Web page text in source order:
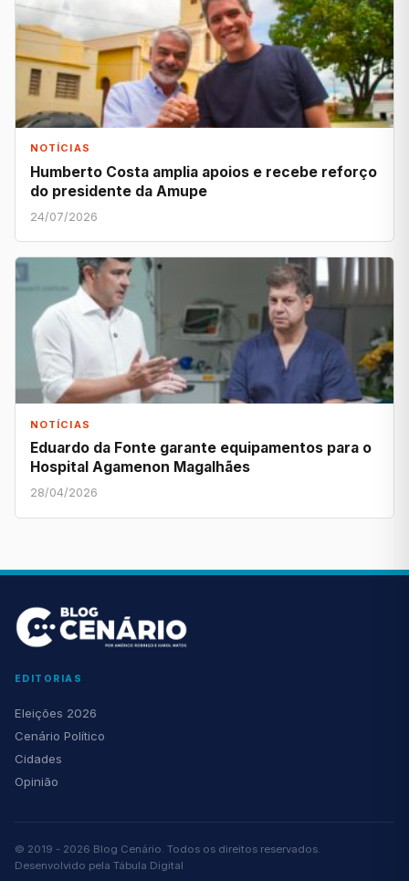
NOTÍCIAS
Humberto Costa amplia apoios e recebe reforço
do presidente da Amupe
24/07/2026
NOTÍCIAS
Eduardo da Fonte garante equipamentos para o
Hospital Agamenon Magalhães
28/04/2026
EDITORIAS
Eleições 2026
Cenário Político
Cidades
Opinião
© 2019 - 2026 Blog Cenário. Todos os direitos reservados.
Desenvolvido pela Tábula Digital